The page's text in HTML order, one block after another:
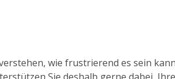
wie frustrierend es sein